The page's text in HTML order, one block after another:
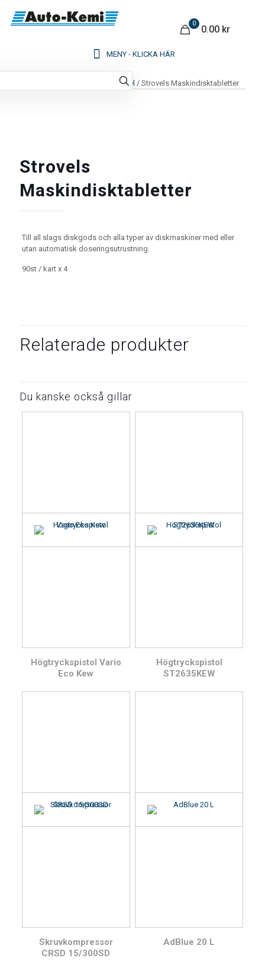
0
0.00 kr
Industri & Livsmedel / Strovels Maskindisktabletter
Strovels
Maskindisktabletter
Till all slags diskgods och alla typer av diskmaskiner med eller
utan automatisk doseringsutrustning.
90st / kart x 4
Relaterade produkter
Du kanske också gillar
Högtryckspistol Vario
Eco Kew
Högtryckspistol
ST2635KEW
Skruvkompressor
CRSD 15/300SD
AdBlue 20 L